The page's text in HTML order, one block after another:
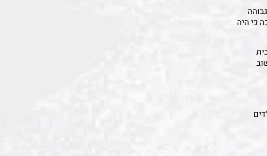
כי היה